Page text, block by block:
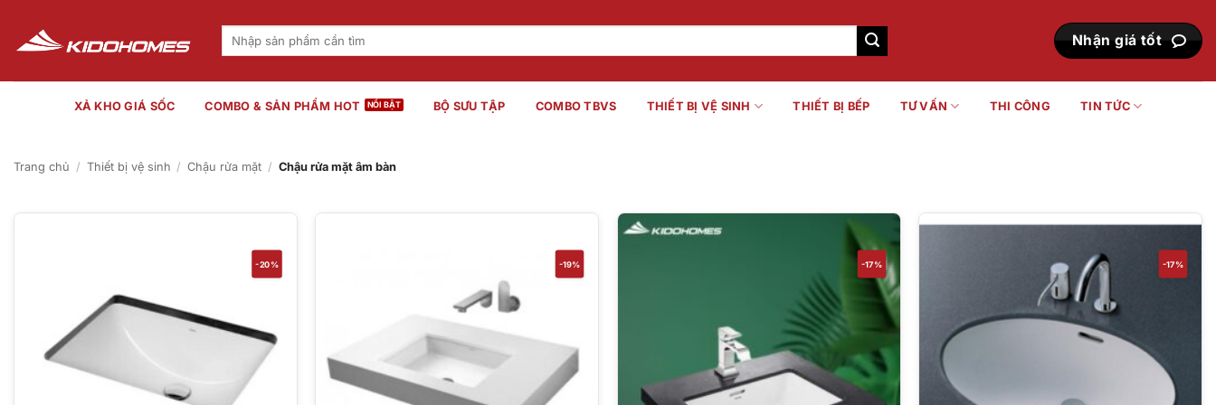
nội
dung
Tìm
Nhận giá tốt
XẢ KHO GIÁ SỐC COMBO & SẢN PHẨM HOT BỘ SƯU TẬP COMBO TBVS THIẾT BỊ VỆ SINH THIẾT BỊ BẾP TƯ VẤN THI CÔNG TIN TỨC
Trang chủ / Thiết bị vệ sinh / Chậu rửa mặt / Chậu rửa mặt âm bàn
-20% -19% -17% -17%